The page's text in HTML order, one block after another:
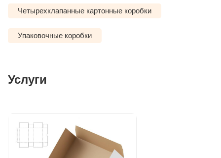
Четырехклапанные картонные коробки
Упаковочные коробки
Услуги